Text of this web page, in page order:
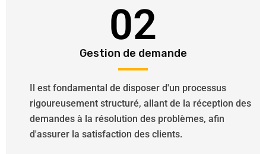
02
Gestion de demande
Il est fondamental de disposer d'un processus
rigoureusement structuré, allant de la réception des
demandes à la résolution des problèmes, afin
d'assurer la satisfaction des clients.